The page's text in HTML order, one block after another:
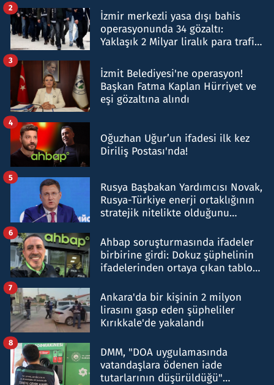
İzmir merkezli yasa dışı bahis
operasyonunda 34 gözaltı:
Yaklaşık 2 Milyar liralık para trafiği
2
İzmit Belediyesi'ne operasyon!
Başkan Fatma Kaplan Hürriyet ve
eşi gözaltına alındı
3
Oğuzhan Uğur’un ifadesi ilk kez
Diriliş Postası'nda!
4
Rusya Başbakan Yardımcısı Novak,
Rusya-Türkiye enerji ortaklığının
stratejik nitelikte olduğunu
5
Ahbap soruşturmasında ifadeler
birbirine girdi: Dokuz şüphelinin
ifadelerinden ortaya çıkan tablo
6
Ankara'da bir kişinin 2 milyon
lirasını gasp eden şüpheliler
Kırıkkale'de yakalandı
7
DMM, "DOA uygulamasında
vatandaşlara ödenen iade
tutarlarının düşürüldüğü"
8